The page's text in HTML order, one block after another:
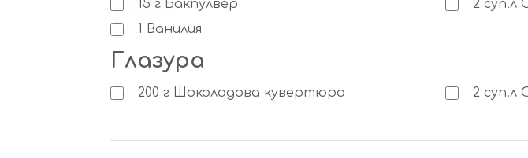
15 г Бакпулвер 2 суп.л
1
Ванилия
Глазура
200 г Шоколадова кувертюра 2 суп.л